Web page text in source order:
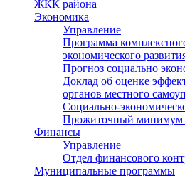
ЖКК района
Экономика
Управление
Программа
экономического
Прогноз социально
Доклад об оценке
органов местного
Социально-
Прожиточный минимум
Финансы
Управление
Отдел финансового
Муниципальные программы